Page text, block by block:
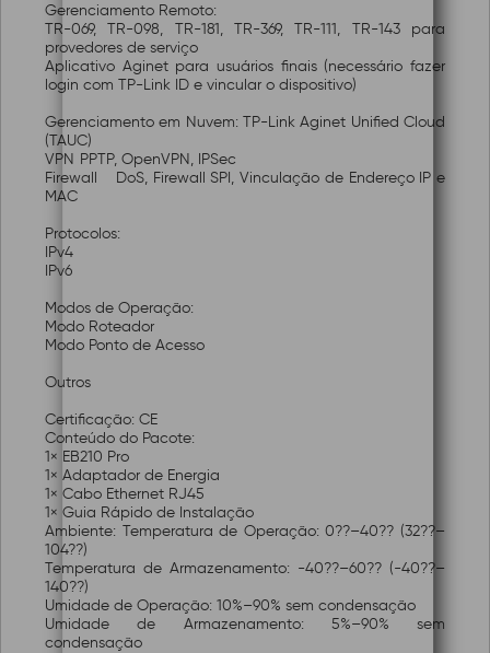
Gerenciamento Remoto:
TR-069, TR-098, TR-181, TR-369, TR-111, TR-143 para
provedores de serviço
Aplicativo Aginet para usuários finais (necessário fazer
login com TP-Link ID e vincular o dispositivo)
Gerenciamento em Nuvem: TP-Link Aginet Unified Cloud
(TAUC)
VPN PPTP, OpenVPN, IPSec
Firewall
DoS, Firewall SPI, Vinculação de Endereço IP e
MAC
Protocolos:
IPv4
IPv6
Modos de Operação:
Modo Roteador
Modo Ponto de Acesso
Outros
Certificação: CE
Conteúdo do Pacote:
1× EB210 Pro
1× Adaptador de Energia
1× Cabo Ethernet RJ45
1× Guia Rápido de Instalação
Ambiente: Temperatura de Operação: 0??–40?? (32??–
104??)
Temperatura de Armazenamento: -40??–60?? (-40??–
140??)
Umidade de Operação: 10%–90% sem condensação
Umidade de Armazenamento: 5%–90% sem
condensação